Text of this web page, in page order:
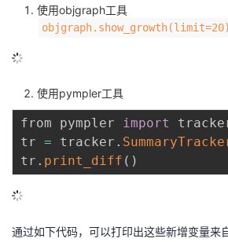
使用objgraph工具
objgraph.show_growth(limit=20)
使用pympler工具
from pympler import
tr = tracker .
tr . print_diff ( )
通过如下代码，可以打印出这些新增变量来